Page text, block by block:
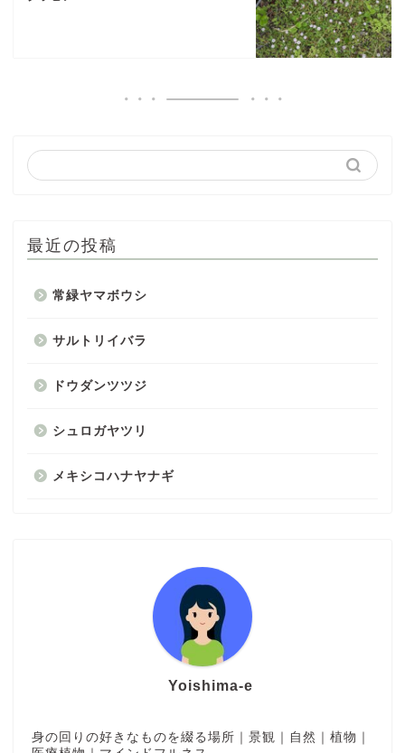
最近の投稿
常緑ヤマボウシ
サルトリイバラ
ドウダンツツジ
シュロガヤツリ
メキシコハナヤナギ
Yoishima-e
身の回りの好きなものを綴る場所｜景観｜自然｜植物｜